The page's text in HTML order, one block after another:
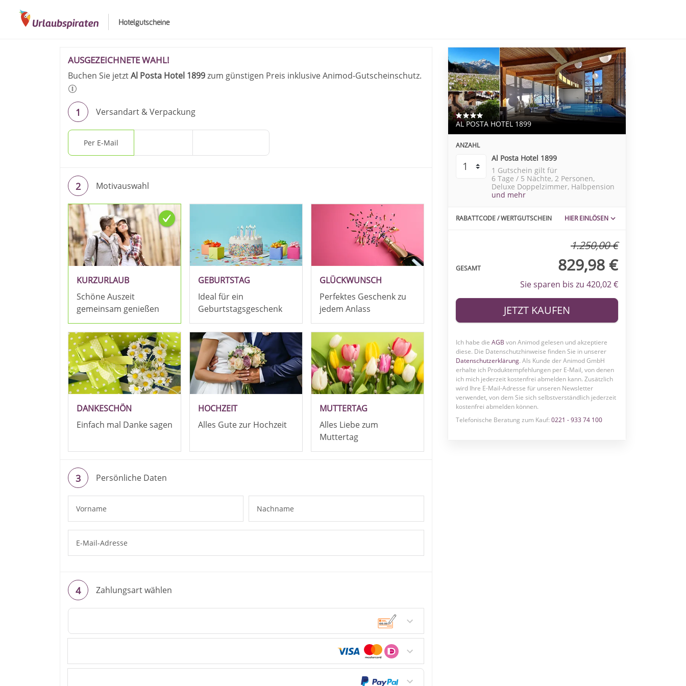
Hotelgutscheine
Ihre Bestellung - Al Posta Hotel 1899
AUSGEZEICHNETE WAHL!
Buchen Sie jetztAl Posta Hotel 1899zum günstigen Preis inklusive Animod-Gutscheinschutz.
Versandart & Verpackung
Per E-Mail
Motivauswahl
KURZURLAUB
Schöne Auszeit
gemeinsam genießen
GEBURTSTAG
Ideal für ein
Geburtstagsgeschenk
GLÜCKWUNSCH
Perfektes Geschenk zu
jedem Anlass
DANKESCHÖN
Einfach mal Danke sagen
HOCHZEIT
Alles Gute zur Hochzeit
MUTTERTAG
Alles Liebe zum
Muttertag
Persönliche Daten
Zahlungsart wählen
AL POSTA HOTEL 1899
ANZAHL
Al Posta Hotel 1899
1 Gutschein gilt für
6 Tage / 5 Nächte 2 Personen
Deluxe Doppelzimmer Halbpension
und mehr
RABATTCODE / WERTGUTSCHEIN HIER EINLÖSEN
1.250,00 €
GESAMT 829,98 €
Sie sparen bis zu 420,02 €
JETZT KAUFEN
Ich habe die AGB von Animod gelesen und akzeptiere
diese. Die Datenschutzhinweise finden Sie in unserer
Datenschutzerklärung. Als Kunde der Animod GmbH
erhalte ich Produktempfehlungen per E-Mail, von denen
ich mich jederzeit kostenfrei abmelden kann. Zusätzlich
wird Ihre E-Mail-Adresse für unseren Newsletter
verwendet, von dem Sie sich selbstverständlich jederzeit
kostenfrei abmelden können.
Telefonische Beratung zum Kauf: 0221 - 933 74 100